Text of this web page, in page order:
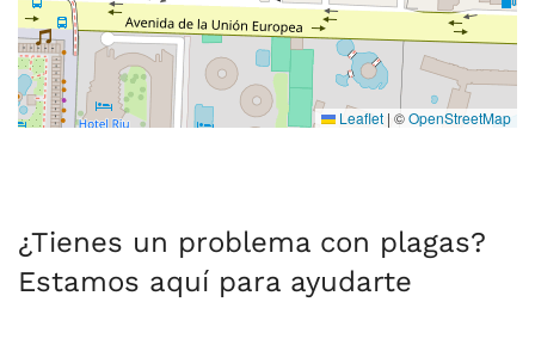
Leaflet | ©OpenStreetMap
¿Tienes un problema con plagas?
Estamos aquí para ayudarte